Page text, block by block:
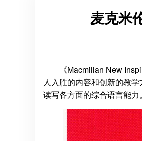
麦克米
《Macmillan New
人入胜的内容和创新的教
读写各方面的综合语言能力。